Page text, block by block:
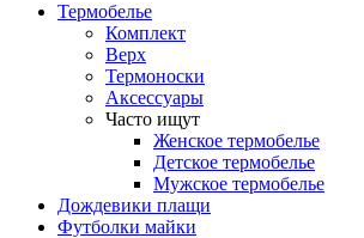
Термобелье
Комплект
Верх
Термоноски
Аксессуары
Часто ищут
Женское термобелье
Детское термобелье
Мужское термобелье
Дождевики плащи
Футболки майки